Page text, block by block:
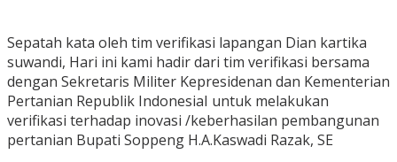
Sepatah kata oleh tim verifikasi lapangan Dian kartika
suwandi, Hari ini kami hadir dari tim verifikasi bersama
dengan Sekretaris Militer Kepresidenan dan Kementerian
Pertanian Republik IndonesiaI untuk melakukan
verifikasi terhadap inovasi /keberhasilan pembangunan
pertanian Bupati Soppeng H.A.Kaswadi Razak, SE